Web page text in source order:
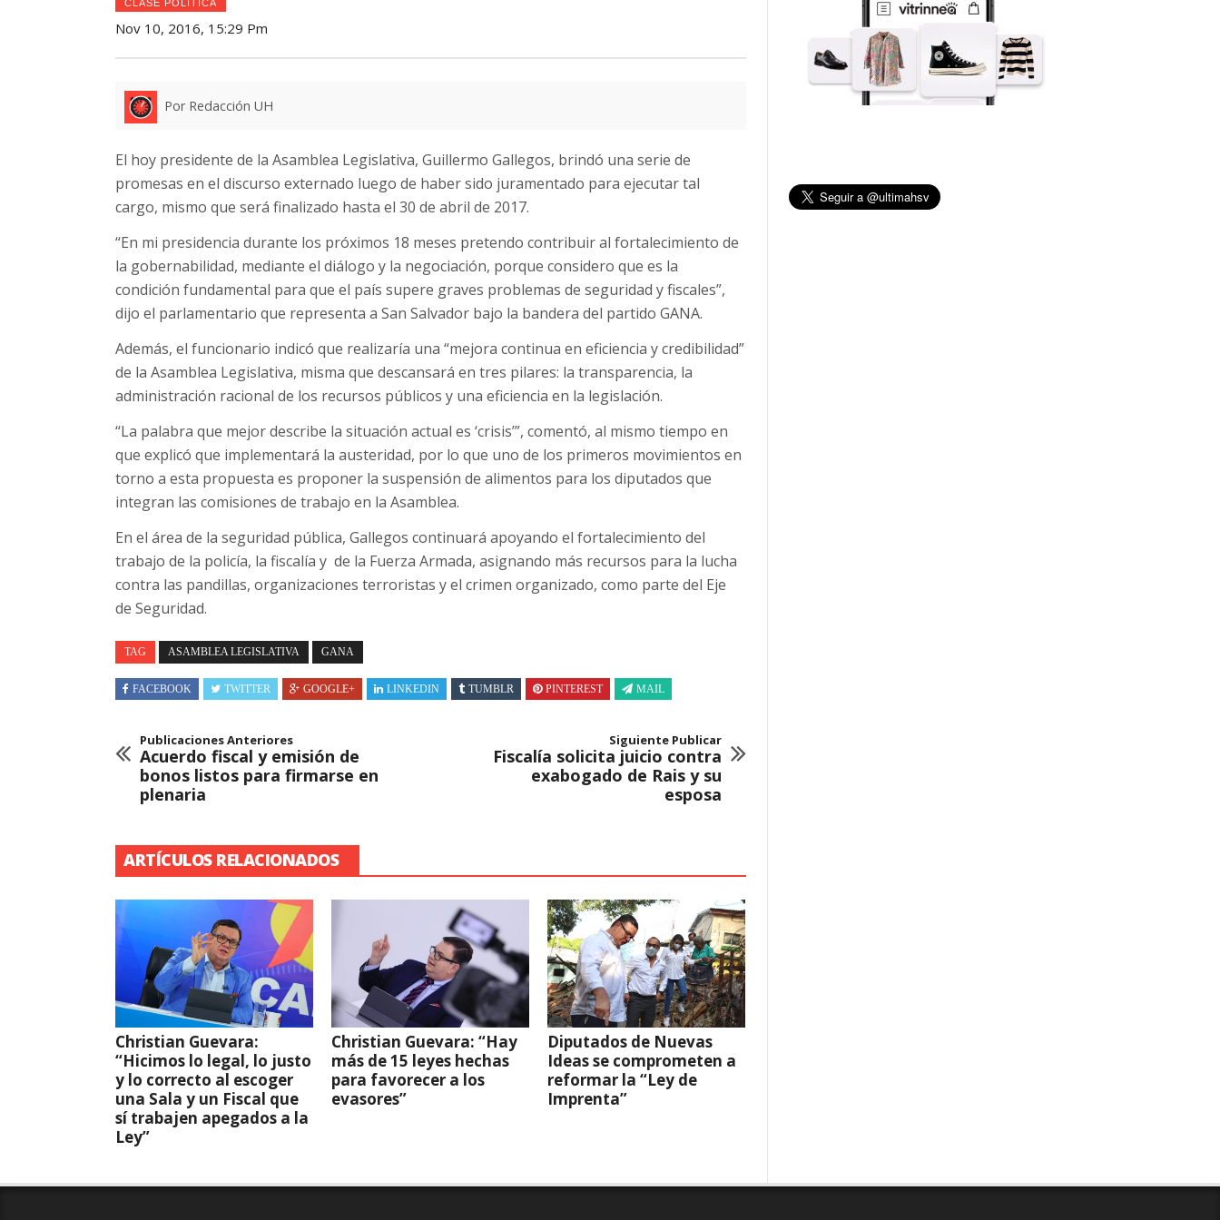
CLASE POLÍTICA
Nov 10, 2016, 15:29 Pm
Por Redacción UH
El hoy presidente de la Asamblea Legislativa, Guillermo Gallegos, brindó una serie de
promesas en el discurso externado luego de haber sido juramentado para ejecutar tal
cargo, mismo que será finalizado hasta el 30 de abril de 2017.
“En mi presidencia durante los próximos 18 meses pretendo contribuir al fortalecimiento de
la gobernabilidad, mediante el diálogo y la negociación, porque considero que es la
condición fundamental para que el país supere graves problemas de seguridad y fiscales”,
dijo el parlamentario que representa a San Salvador bajo la bandera del partido GANA.
Además, el funcionario indicó que realizaría una “mejora continua en eficiencia y credibilidad”
de la Asamblea Legislativa, misma que descansará en tres pilares: la transparencia, la
administración racional de los recursos públicos y una eficiencia en la legislación.
“La palabra que mejor describe la situación actual es ‘crisis’”, comentó, al mismo tiempo en
que explicó que implementará la austeridad, por lo que uno de los primeros movimientos en
torno a esta propuesta es proponer la suspensión de alimentos para los diputados que
integran las comisiones de trabajo en la Asamblea.
En el área de la seguridad pública, Gallegos continuará apoyando el fortalecimiento del
trabajo de la policía, la fiscalía y de la Fuerza Armada, asignando más recursos para la lucha
contra las pandillas, organizaciones terroristas y el crimen organizado, como parte del Eje
de Seguridad.
TAG ASAMBLEA LEGISLATIVA GANA
FACEBOOK TWITTER GOOGLE+ LINKEDIN TUMBLR PINTEREST MAIL
Publicaciones Anteriores
Acuerdo fiscal y emisión de
bonos listos para firmarse en
plenaria
Siguiente Publicar
Fiscalía solicita juicio contra
exabogado de Rais y su
esposa
ARTÍCULOS RELACIONADOS
Christian Guevara:
“Hicimos lo legal, lo justo
y lo correcto al escoger
una Sala y un Fiscal que
sí trabajen apegados a la
Ley”
Christian Guevara: “Hay
más de 15 leyes hechas
para favorecer a los
evasores”
Diputados de Nuevas
Ideas se comprometen a
reformar la “Ley de
Imprenta”